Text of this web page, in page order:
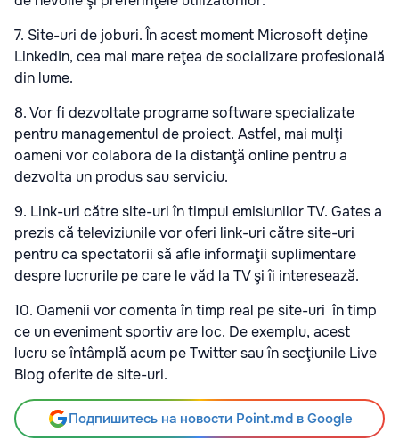
7. Site-uri de joburi. În acest moment Microsoft deţine
LinkedIn, cea mai mare reţea de socializare profesională
din lume.
8. Vor fi dezvoltate programe software specializate
pentru managementul de proiect. Astfel, mai mulţi
oameni vor colabora de la distanţă online pentru a
dezvolta un produs sau serviciu.
9. Link-uri către site-uri în timpul emisiunilor TV. Gates a
prezis că televiziunile vor oferi link-uri către site-uri
pentru ca spectatorii să afle informaţii suplimentare
despre lucrurile pe care le văd la TV şi îi interesează.
10. Oamenii vor comenta în timp real pe site-uri în timp
ce un eveniment sportiv are loc. De exemplu, acest
lucru se întâmplă acum pe Twitter sau în secţiunile Live
Blog oferite de site-uri.
Подпишитесь на новости Point.md в Google